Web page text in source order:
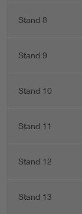
Stand 8
Stand 9
Stand 10
Stand 11
Stand 12
Stand 13